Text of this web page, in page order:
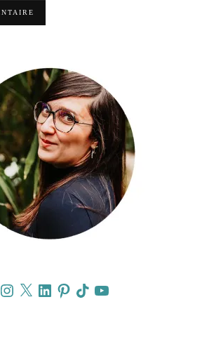
Instagram
X LinkedInPinterestTikTokYouTube